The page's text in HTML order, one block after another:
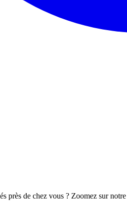
près de chez vous ? Zoomez sur